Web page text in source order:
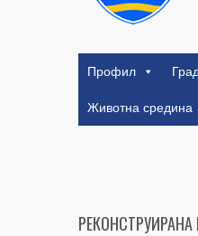
Профил
Животна средина